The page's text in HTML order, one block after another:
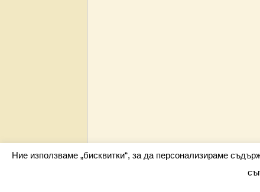
Всички права запазени barometar.net ©
Ние използваме „бисквитки“, за да персонализираме